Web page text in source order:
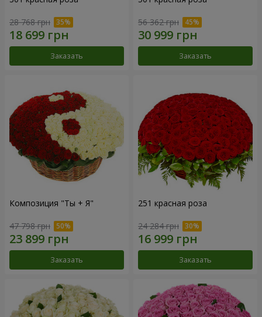
28 768 грн
Заказать
56 362 грн
Заказать
Композиция "Ты + Я"
47 798 грн
Заказать
251 красная роза
24 284 грн
Заказать